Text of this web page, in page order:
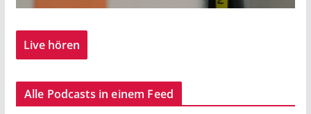
Live hören
Alle Podcasts in einem Feed